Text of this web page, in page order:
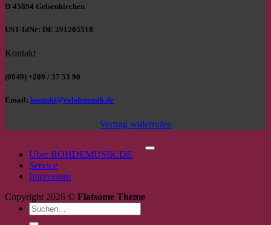
D-45894 Gelsenkirchen
UST-IdNr: DE 291205518
Kontakt
(0049) +209 / 37 53 90
Email: kontakt@rohdemusik.de
Vertrag widerrufen
Über ROHDEMUSIK.DE
Service
Impressum
Copyright 2026 © Flatsome Theme
Suchen
nach: